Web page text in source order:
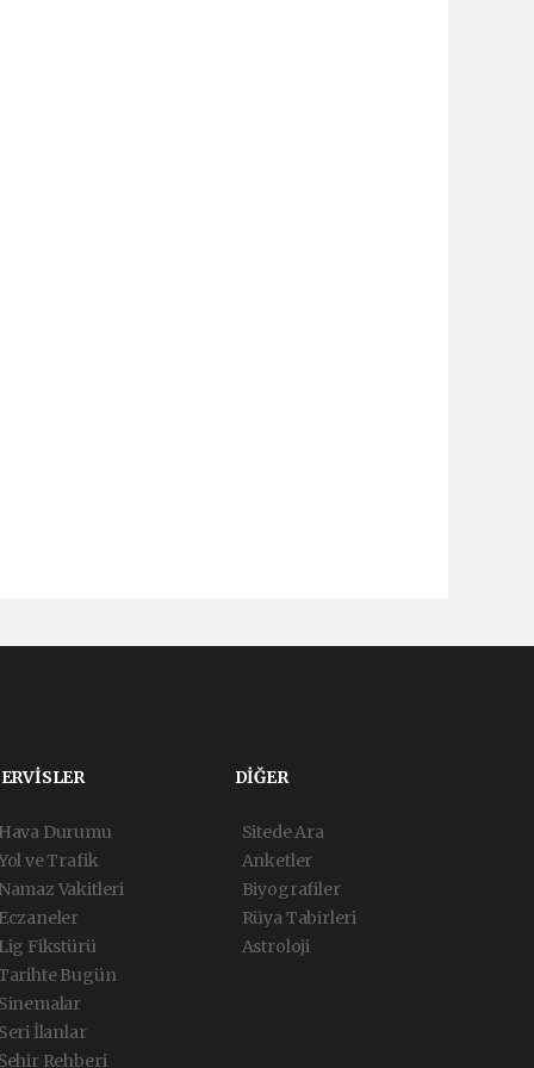
Durumu
ve Trafik
Vakitleri
Fikstürü
Bugün
İlanlar
Rehberi
DİĞER
Sitede Ara
Anketler
Biyografiler
Rüya Tabirleri
Astroloji